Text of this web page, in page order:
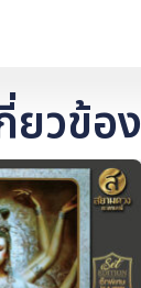
ยวข้อง